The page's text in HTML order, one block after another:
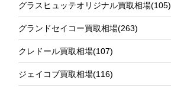
グラスヒュッテオリジナル買取相場(105)
グランドセイコー買取相場(263)
クレドール買取相場(107)
ジェイコブ買取相場(116)